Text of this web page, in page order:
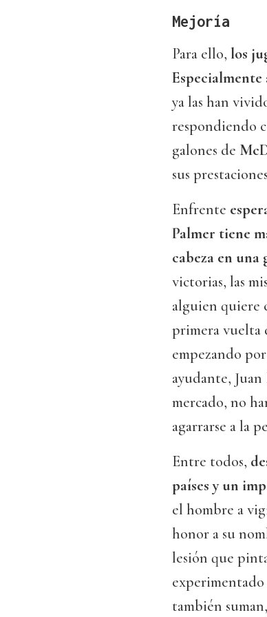
Mejoría
Para ello, los
Especialmente
ya las han
respondiendo
galones de
sus
Enfrente
Palmer tiene
cabeza en
victorias, las
alguien quiere
primera vuelta
empezando
ayudante,
mercado, no
agarrarse a la
Entre todos,
países y un
el hombre a
honor a su
lesión que
también